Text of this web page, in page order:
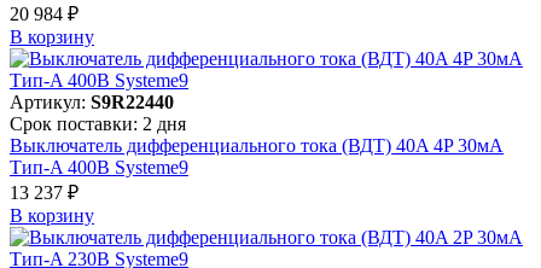
20 984 ₽
В корзинy
Артикул: S9R22440
Срок поставки: 2 дня
Выключатель дифференциального тока (ВДТ) 40A 4P 30мА
Тип-A 400В Systeme9
13 237 ₽
В корзинy